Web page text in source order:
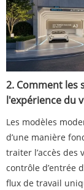
2. Comment les
l'expérience du
Les modèles
d’une manière
traiter l’accès
contrôle d’entrée
flux de travail